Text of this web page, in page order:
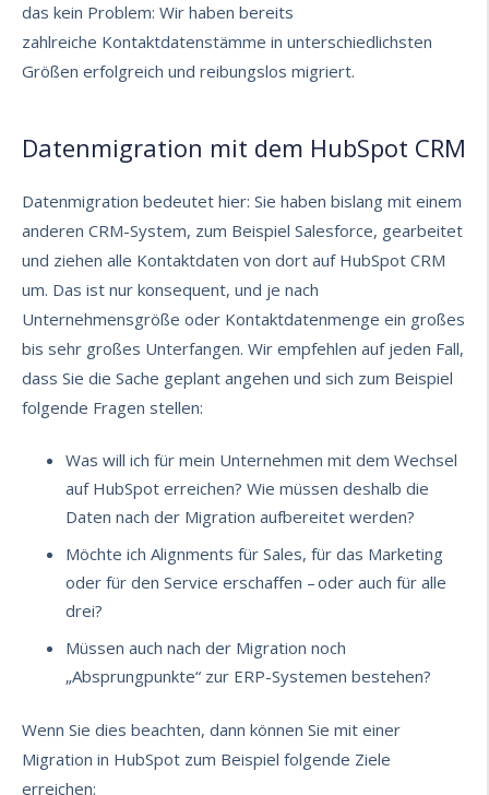
das kein Problem: Wir haben bereits
zahlreiche Kontaktdatenstämme in unterschiedlichsten
Größen erfolgreich und reibungslos migriert.
Datenmigration mit dem HubSpot CRM
Datenmigration bedeutet hier: Sie haben bislang mit einem
anderen CRM-System, zum Beispiel Salesforce, gearbeitet
und ziehen alle Kontaktdaten von dort auf HubSpot CRM
um. Das ist nur konsequent, und je nach
Unternehmensgröße oder Kontaktdatenmenge ein großes
bis sehr großes Unterfangen. Wir empfehlen auf jeden Fall,
dass Sie die Sache geplant angehen und sich zum Beispiel
folgende Fragen stellen:
Was will ich für mein Unternehmen mit dem Wechsel
auf HubSpot erreichen? Wie müssen deshalb die
Daten nach der Migration aufbereitet werden?
Möchte ich Alignments für Sales, für das Marketing
oder für den Service erschaffen – oder auch für alle
drei?
Müssen auch nach der Migration noch
„Absprungpunkte“ zur ERP-Systemen bestehen?
Wenn Sie dies beachten, dann können Sie mit einer
Migration in HubSpot zum Beispiel folgende Ziele
erreichen: